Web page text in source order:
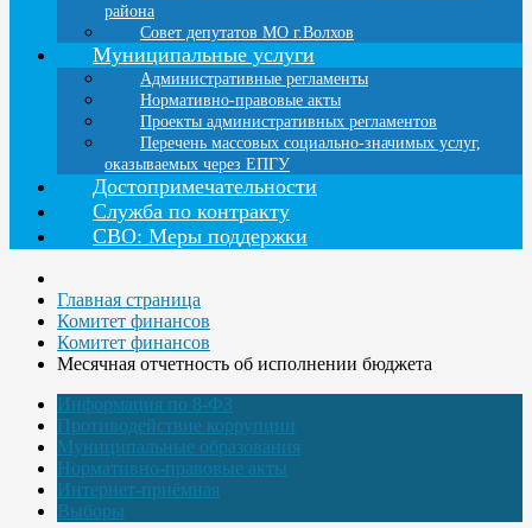
района
Совет депутатов МО г.Волхов
Муниципальные услуги
Административные регламенты
Нормативно-правовые акты
Проекты административных регламентов
Перечень массовых социально-значимых услуг,
оказываемых через ЕПГУ
Достопримечательности
Служба по контракту
СВО: Меры поддержки
Главная страница
Комитет финансов
Комитет финансов
Месячная отчетность об исполнении бюджета
Информация по 8-ФЗ
Противодействие коррупции
Муниципальные образования
Нормативно-правовые акты
Интернет-приёмная
Выборы